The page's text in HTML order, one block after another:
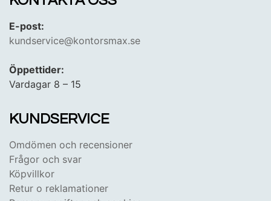
E-post:
kundservice@kontorsmax.se
Öppettider:
Vardagar 8 – 15
KUNDSERVICE
Omdömen och recensioner
Frågor och svar
Köpvillkor
Retur o reklamationer